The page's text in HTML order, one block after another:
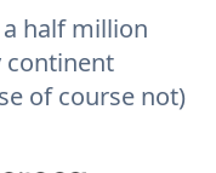
a half million
continent
of course not)